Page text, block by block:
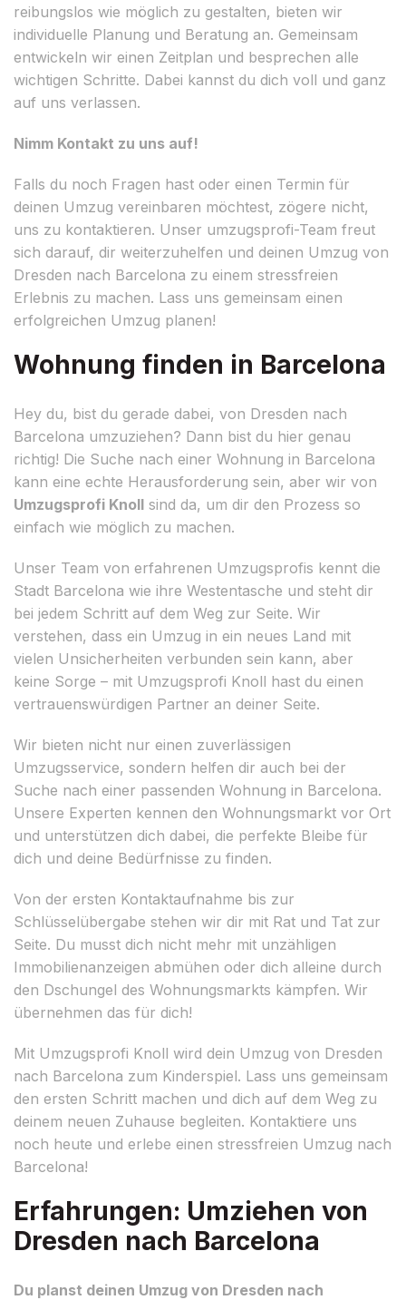
reibungslos wie möglich zu gestalten, bieten wir
individuelle Planung und Beratung an. Gemeinsam
entwickeln wir einen Zeitplan und besprechen alle
wichtigen Schritte. Dabei kannst du dich voll und ganz
auf uns verlassen.
Nimm Kontakt zu uns auf!
Falls du noch Fragen hast oder einen Termin für
deinen Umzug vereinbaren möchtest, zögere nicht,
uns zu kontaktieren. Unser umzugsprofi-Team freut
sich darauf, dir weiterzuhelfen und deinen Umzug von
Dresden nach Barcelona zu einem stressfreien
Erlebnis zu machen. Lass uns gemeinsam einen
erfolgreichen Umzug planen!
Wohnung finden in Barcelona
Hey du, bist du gerade dabei, von Dresden nach
Barcelona umzuziehen? Dann bist du hier genau
richtig! Die Suche nach einer Wohnung in Barcelona
kann eine echte Herausforderung sein, aber wir von
Umzugsprofi Knoll sind da, um dir den Prozess so
einfach wie möglich zu machen.
Unser Team von erfahrenen Umzugsprofis kennt die
Stadt Barcelona wie ihre Westentasche und steht dir
bei jedem Schritt auf dem Weg zur Seite. Wir
verstehen, dass ein Umzug in ein neues Land mit
vielen Unsicherheiten verbunden sein kann, aber
keine Sorge – mit Umzugsprofi Knoll hast du einen
vertrauenswürdigen Partner an deiner Seite.
Wir bieten nicht nur einen zuverlässigen
Umzugsservice, sondern helfen dir auch bei der
Suche nach einer passenden Wohnung in Barcelona.
Unsere Experten kennen den Wohnungsmarkt vor Ort
und unterstützen dich dabei, die perfekte Bleibe für
dich und deine Bedürfnisse zu finden.
Von der ersten Kontaktaufnahme bis zur
Schlüsselübergabe stehen wir dir mit Rat und Tat zur
Seite. Du musst dich nicht mehr mit unzähligen
Immobilienanzeigen abmühen oder dich alleine durch
den Dschungel des Wohnungsmarkts kämpfen. Wir
übernehmen das für dich!
Mit Umzugsprofi Knoll wird dein Umzug von Dresden
nach Barcelona zum Kinderspiel. Lass uns gemeinsam
den ersten Schritt machen und dich auf dem Weg zu
deinem neuen Zuhause begleiten. Kontaktiere uns
noch heute und erlebe einen stressfreien Umzug nach
Barcelona!
Erfahrungen: Umziehen von
Dresden nach Barcelona
Du planst deinen Umzug von Dresden nach